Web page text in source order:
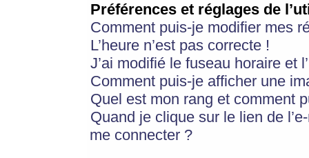
Préférences et réglages de
Comment puis-je modifier mes
L’heure n’est pas correcte !
J’ai modifié le fuseau horaire et
Comment puis-je afficher une
Quel est mon rang et comment
Quand je clique sur le lien de
me connecter ?